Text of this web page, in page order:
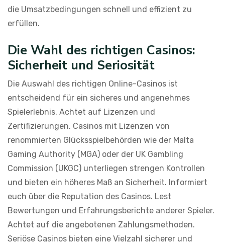
die Umsatzbedingungen schnell und effizient zu
erfüllen.
Die Wahl des richtigen Casinos:
Sicherheit und Seriosität
Die Auswahl des richtigen Online-Casinos ist
entscheidend für ein sicheres und angenehmes
Spielerlebnis. Achtet auf Lizenzen und
Zertifizierungen. Casinos mit Lizenzen von
renommierten Glücksspielbehörden wie der Malta
Gaming Authority (MGA) oder der UK Gambling
Commission (UKGC) unterliegen strengen Kontrollen
und bieten ein höheres Maß an Sicherheit. Informiert
euch über die Reputation des Casinos. Lest
Bewertungen und Erfahrungsberichte anderer Spieler.
Achtet auf die angebotenen Zahlungsmethoden.
Seriöse Casinos bieten eine Vielzahl sicherer und